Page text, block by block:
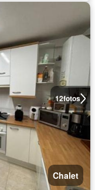
12fotos
Chalet